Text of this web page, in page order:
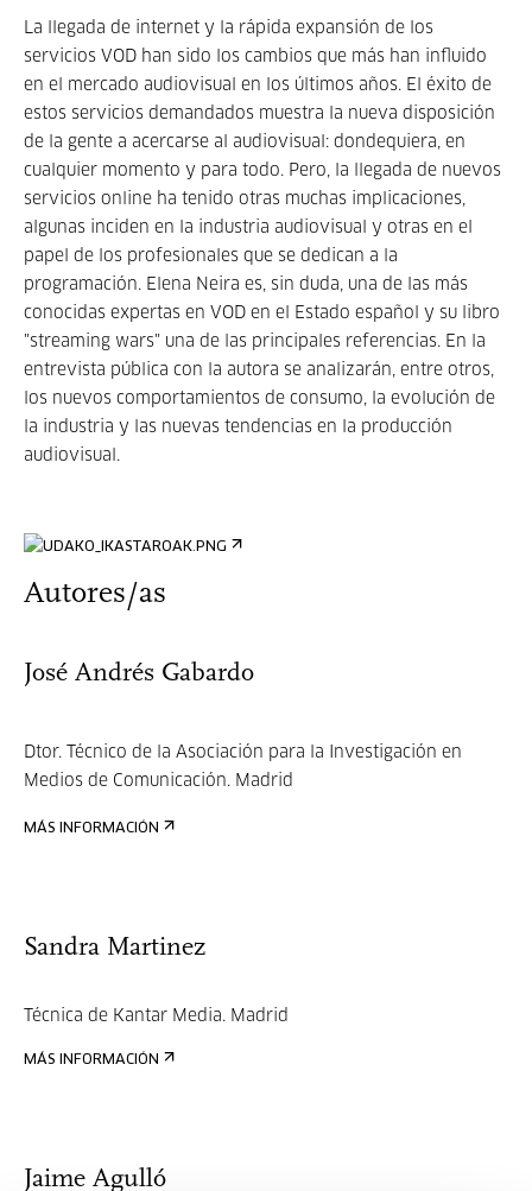
La llegada de internet y la rápida expansión de los
servicios VOD han sido los cambios que más han influido
en el mercado audiovisual en los últimos años. El éxito de
estos servicios demandados muestra la nueva disposición
de la gente a acercarse al audiovisual: dondequiera, en
cualquier momento y para todo. Pero, la llegada de nuevos
servicios online ha tenido otras muchas implicaciones,
algunas inciden en la industria audiovisual y otras en el
papel de los profesionales que se dedican a la
programación. Elena Neira es, sin duda, una de las más
conocidas expertas en VOD en el Estado español y su libro
"streaming wars" una de las principales referencias. En la
entrevista pública con la autora se analizarán, entre otros,
los nuevos comportamientos de consumo, la evolución de
la industria y las nuevas tendencias en la producción
audiovisual.
Autores/as
José Andrés Gabardo
Dtor. Técnico de la Asociación para la Investigación en
Medios de Comunicación. Madrid
MÁS INFORMACIÓN
Sandra Martinez
Técnica de Kantar Media. Madrid
MÁS INFORMACIÓN
Jaime Agulló